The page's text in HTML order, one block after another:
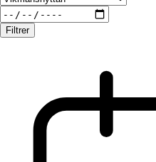
Filtrer